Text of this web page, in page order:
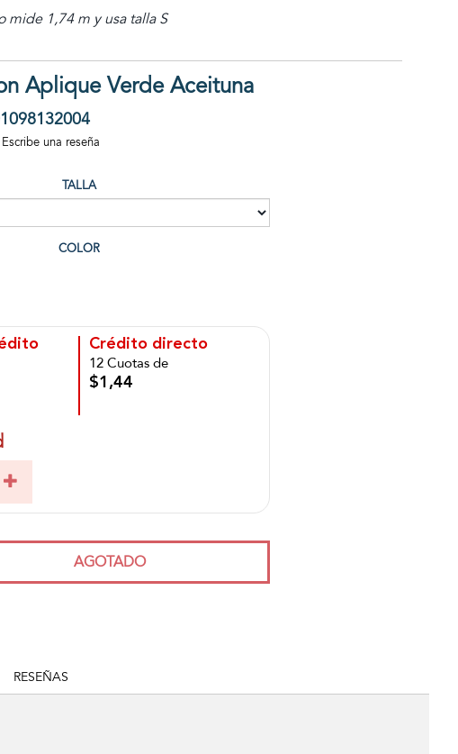
mide 1,74 m y usa talla S
Aplique Verde Aceituna
Escribe una reseña
TALLA
COLOR
Crédito directo
12 Cuotas de
$1,44
AGOTADO
RESEÑAS